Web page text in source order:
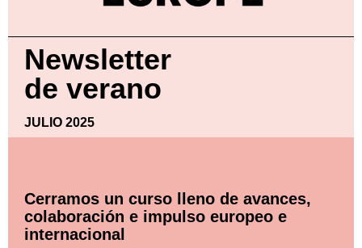
Newsletter
de verano
JULIO 2025
Cerramos un curso lleno de avances,
colaboración e impulso europeo e
internacional